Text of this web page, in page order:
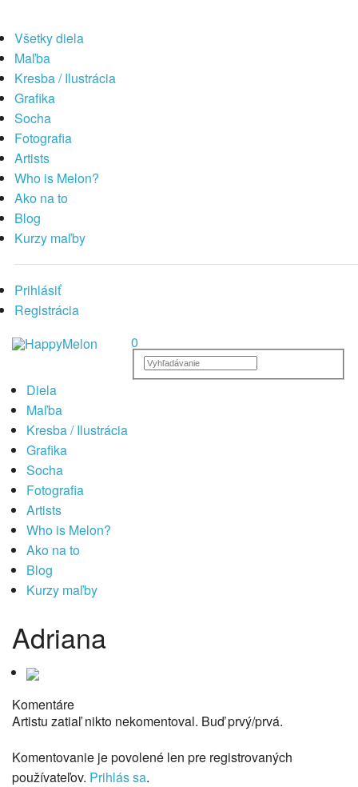
Všetky diela
Maľba
Kresba / Ilustrácia
Grafika
Socha
Fotografia
Artists
Who is Melon?
Ako na to
Blog
Kurzy maľby
Prihlásiť
Registrácia
0
Diela
Maľba
Kresba / Ilustrácia
Grafika
Socha
Fotografia
Artists
Who is Melon?
Ako na to
Blog
Kurzy maľby
Adriana
Komentáre
Artistu zatiaľ nikto nekomentoval. Buď prvý/prvá.
Komentovanie je povolené len pre registrovaných
používateľov. Prihlás sa.